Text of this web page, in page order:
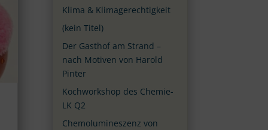
Klima & Klimagerechtigkeit
(kein Titel)
Der Gasthof am Strand –
nach Motiven von Harold
Pinter
Kochworkshop des Chemie-
LK Q2
Chemolumineszenz von